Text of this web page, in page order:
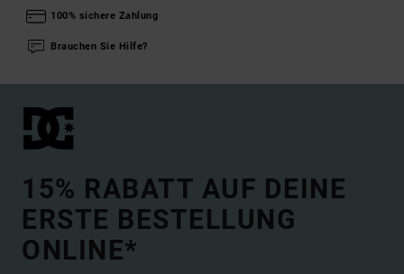
100% sichere Zahlung
Brauchen Sie Hilfe?
15% RABATT AUF DEINE
ERSTE BESTELLUNG
ONLINE*